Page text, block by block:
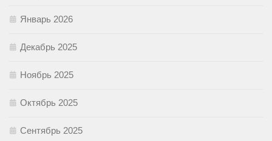
Январь 2026
Декабрь 2025
Ноябрь 2025
Октябрь 2025
Сентябрь 2025